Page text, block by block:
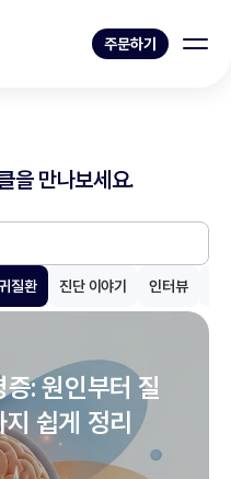
주문하기
을 만나보세요.
질환 진단 이야기 인터뷰
: 원인부터 질
쉽게 정리